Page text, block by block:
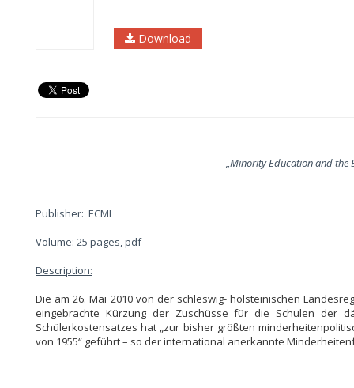
Download
„Minority Education and the
Publisher: ECMI
Volume: 25 pages, pdf
Description:
Die am 26. Mai 2010 von der schleswig- holsteinischen
eingebrachte Kürzung der Zuschüsse für die Schulen der
Schülerkostensatzes hat „zur bisher größten
von 1955“ geführt – so der international anerkannte